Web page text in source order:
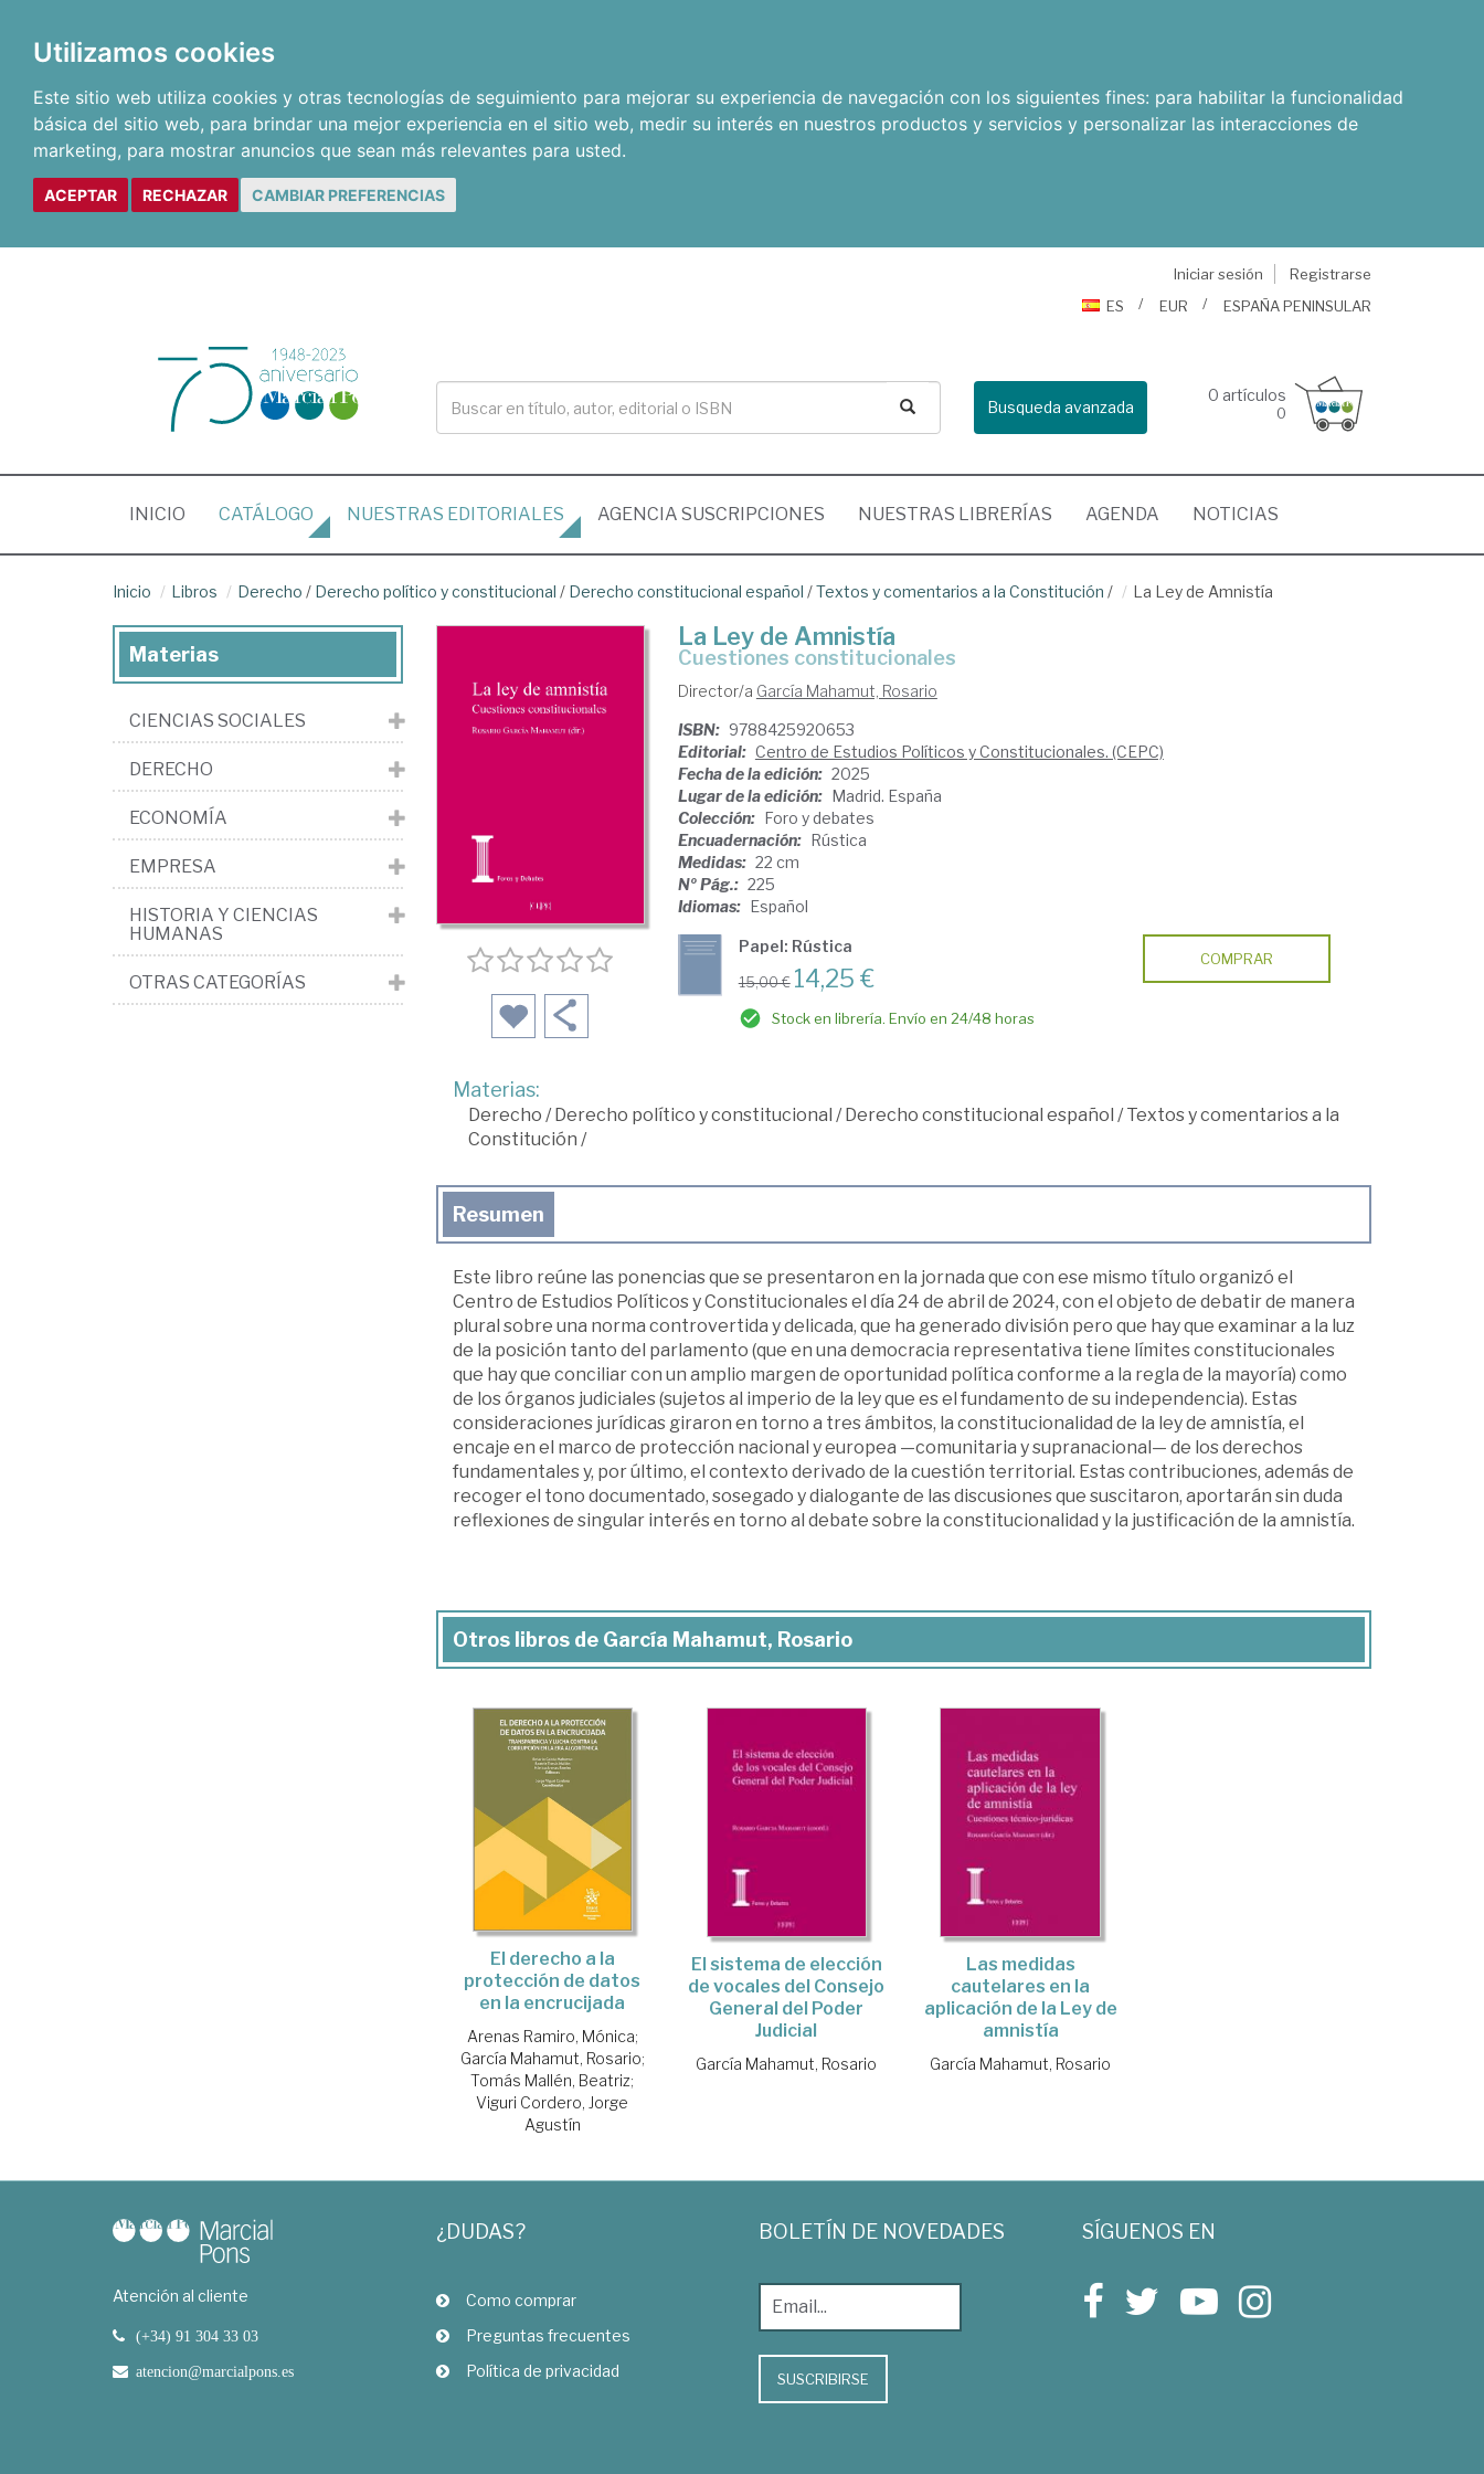
Utilizamos cookies
Este sitio web utiliza cookies y otras tecnologías de seguimiento para mejorar su experiencia de navegación con los siguientes fines: para habilitar la funcionalidad
básica del sitio web, para brindar una mejor experiencia en el sitio web, medir su interés en nuestros productos y servicios y personalizar las interacciones de
marketing, para mostrar anuncios que sean más relevantes para usted.
ACEPTAR RECHAZAR CAMBIAR PREFERENCIAS
Iniciar sesión
Registrarse
ES
EUR ESPAÑA PENINSULAR
Busqueda avanzada
0 artículos
0
INICIO (CURRENT)
CATÁLOGO NUESTRAS EDITORIALES AGENCIA SUSCRIPCIONES NUESTRAS LIBRERÍAS AGENDA NOTICIAS
Inicio Libros Derecho / Derecho político y constitucional / Derecho constitucional español /Textos y comentarios a la Constitución / La Ley de Amnistía
La Ley de Amnistía
cuestiones constitucionales
Director/a García Mahamut, Rosario
ISBN: 9788425920653
Editorial: Centro de Estudios Políticos y Constitucionales. (CEPC)
Fecha de la edición: 2025
Lugar de la edición: Madrid. España
Colección: Foro y debates
Encuadernación: Rústica
Medidas: 22 cm
Nº Pág.: 225
Idiomas: Español
Papel: Rústica
15,00 € 14,25 €
Stock en librería. Envío en 24/48 horas
COMPRAR
Materias:
Derecho /Derecho político y constitucional /Derecho constitucional español /Textos y comentarios a la
Constitución /
Resumen
Este libro reúne las ponencias que se presentaron en la jornada que con ese mismo título organizó el
Centro de Estudios Políticos y Constitucionales el día 24 de abril de 2024, con el objeto de debatir de manera
plural sobre una norma controvertida y delicada, que ha generado división pero que hay que examinar a la luz
de la posición tanto del parlamento (que en una democracia representativa tiene límites constitucionales
que hay que conciliar con un amplio margen de oportunidad política conforme a la regla de la mayoría) como
de los órganos judiciales (sujetos al imperio de la ley que es el fundamento de su independencia). Estas
consideraciones jurídicas giraron en torno a tres ámbitos, la constitucionalidad de la ley de amnistía, el
encaje en el marco de protección nacional y europea —comunitaria y supranacional— de los derechos
fundamentales y, por último, el contexto derivado de la cuestión territorial. Estas contribuciones, además de
recoger el tono documentado, sosegado y dialogante de las discusiones que suscitaron, aportarán sin duda
reflexiones de singular interés en torno al debate sobre la constitucionalidad y la justificación de la amnistía.
Otros libros de García Mahamut, Rosario
El derecho a la
protección de datos
en la encrucijada
Arenas Ramiro, Mónica;
García Mahamut, Rosario;
Tomás Mallén, Beatriz;
Viguri Cordero, Jorge
Agustín
El sistema de elección
de vocales del Consejo
General del Poder
Judicial
García Mahamut, Rosario
Las medidas
cautelares en la
aplicación de la Ley de
amnistía
García Mahamut, Rosario
Materias
CIENCIAS SOCIALES
DERECHO
ECONOMÍA
EMPRESA
HISTORIA Y CIENCIAS
HUMANAS
OTRAS CATEGORÍAS
Atención al cliente
(+34) 91 304 33 03
atencion@marcialpons.es
¿DUDAS?
Como comprar
Preguntas frecuentes
Política de privacidad
BOLETÍN DE NOVEDADES
SUSCRIBIRSE
SÍGUENOS EN